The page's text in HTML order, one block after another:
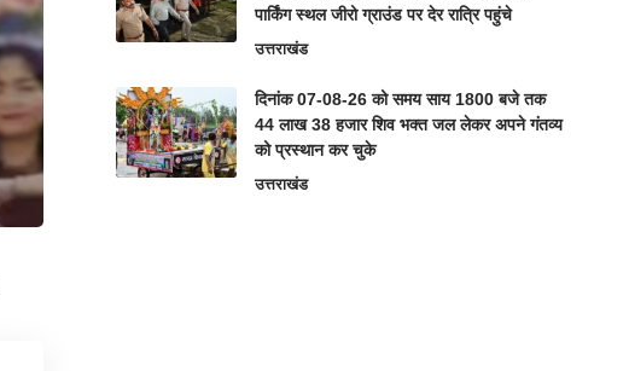
पार्किंग स्थल जीरो ग्राउंड पर देर रात्रि पहुंचे
उत्तराखंड
दिनांक 07-08-26 को समय साय 1800 बजे तक
44 लाख 38 हजार शिव भक्त जल लेकर अपने गंतव्य
को प्रस्थान कर चुके
उत्तराखंड